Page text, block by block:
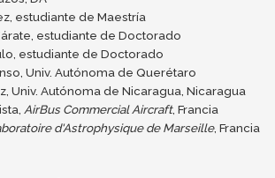
estudiante de Maestría
estudiante de Doctorado
estudiante de Doctorado
Univ. Autónoma de Querétaro
Univ. Autónoma de Nicaragua, Nicaragua
AirBus Commercial Aircraft, Francia
d'Astrophysique de Marseille, Francia